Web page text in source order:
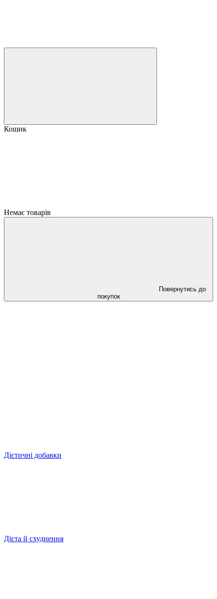
Кошик
Немає товарів
Повернутись до
покупок
Дієтичні добавки
Дієта й схуднення